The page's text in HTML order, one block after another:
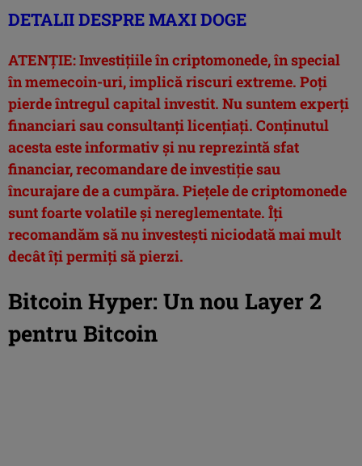
DETALII DESPRE MAXI DOGE
ATENȚIE: Investițiile în criptomonede, în special
în memecoin-uri, implică riscuri extreme. Poți
pierde întregul capital investit. Nu suntem experți
financiari sau consultanți licențiați. Conținutul
acesta este informativ și nu reprezintă sfat
financiar, recomandare de investiție sau
încurajare de a cumpăra. Piețele de criptomonede
sunt foarte volatile și nereglementate. Îți
recomandăm să nu investești niciodată mai mult
decât îți permiți să pierzi.
Bitcoin Hyper: Un nou Layer 2
pentru Bitcoin